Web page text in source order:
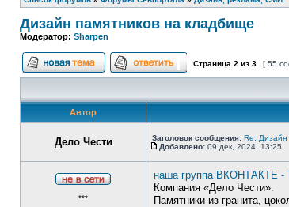
Дизайн памятников на кладбище
Модератор: Sharpen
Начать новую тему Ответить на тему
Страница 2 из 3 [ 55
Автор
Дело Чести Заголовок сообщения: Re: Дизайн
Сообщение
Добавлено: 09 дек, 2024, 13:25
***
наша группа
Компания «Дело Чести».
Памятники из гранита,